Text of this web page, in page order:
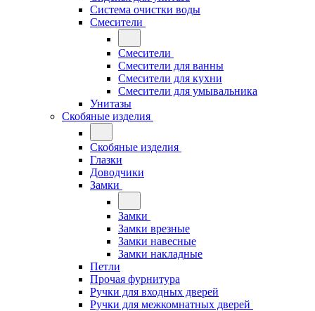
Система очистки воды
Смесители
Смесители
Смесители для ванны
Смесители для кухни
Смесители для умывальника
Унитазы
Скобяные изделия
Скобяные изделия
Глазки
Доводчики
Замки
Замки
Замки врезные
Замки навесные
Замки накладные
Петли
Прочая фурнитура
Ручки для входных дверей
Ручки для межкомнатных дверей